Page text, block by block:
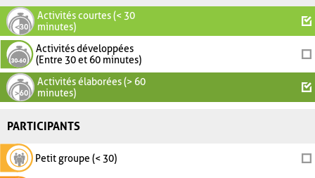
Activités courtes (< 30
minutes)
Activités développées
(Entre 30 et 60 minutes)
Activités élaborées (> 60
minutes)
PARTICIPANTS
Petit groupe (< 30)